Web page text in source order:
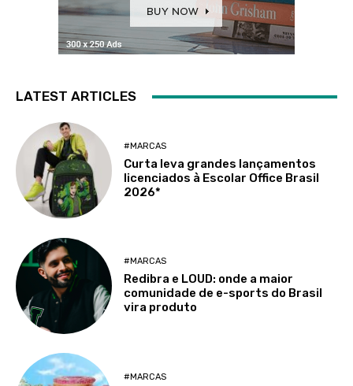
LATEST ARTICLES
#MARCAS
Curta leva grandes lançamentos
licenciados à Escolar Office Brasil
2026*
#MARCAS
Redibra e LOUD: onde a maior
comunidade de e-sports do Brasil
vira produto
#MARCAS